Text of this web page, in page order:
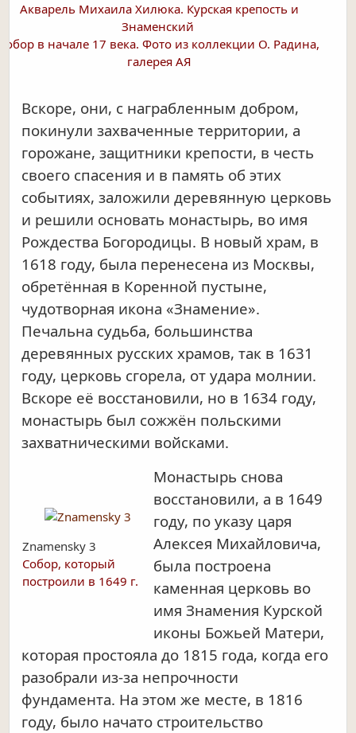
Акварель Михаила Хилюка. Курская крепость и
Знаменский
собор в начале 17 века. Фото из коллекции О. Радина,
галерея АЯ
Вскоре, они, с награбленным добром,
покинули захваченные территории, а
горожане, защитники крепости, в честь
своего спасения и в память об этих
событиях, заложили деревянную церковь
и решили основать монастырь, во имя
Рождества Богородицы. В новый храм, в
1618 году, была перенесена из Москвы,
обретённая в Коренной пустыне,
чудотворная икона «Знамение».
Печальна судьба, большинства
деревянных русских храмов, так в 1631
году, церковь сгорела, от удара молнии.
Вскоре её восстановили, но в 1634 году,
монастырь был сожжён польскими
захватническими войсками.
Znamensky 3
Собор, который
построили в 1649 г.
Монастырь снова
восстановили, а в 1649
году, по указу царя
Алексея Михайловича,
была построена
каменная церковь во
имя Знамения Курской
иконы Божьей Матери,
которая простояла до 1815 года, когда его
разобрали из-за непрочности
фундамента. На этом же месте, в 1816
году, было начато строительство